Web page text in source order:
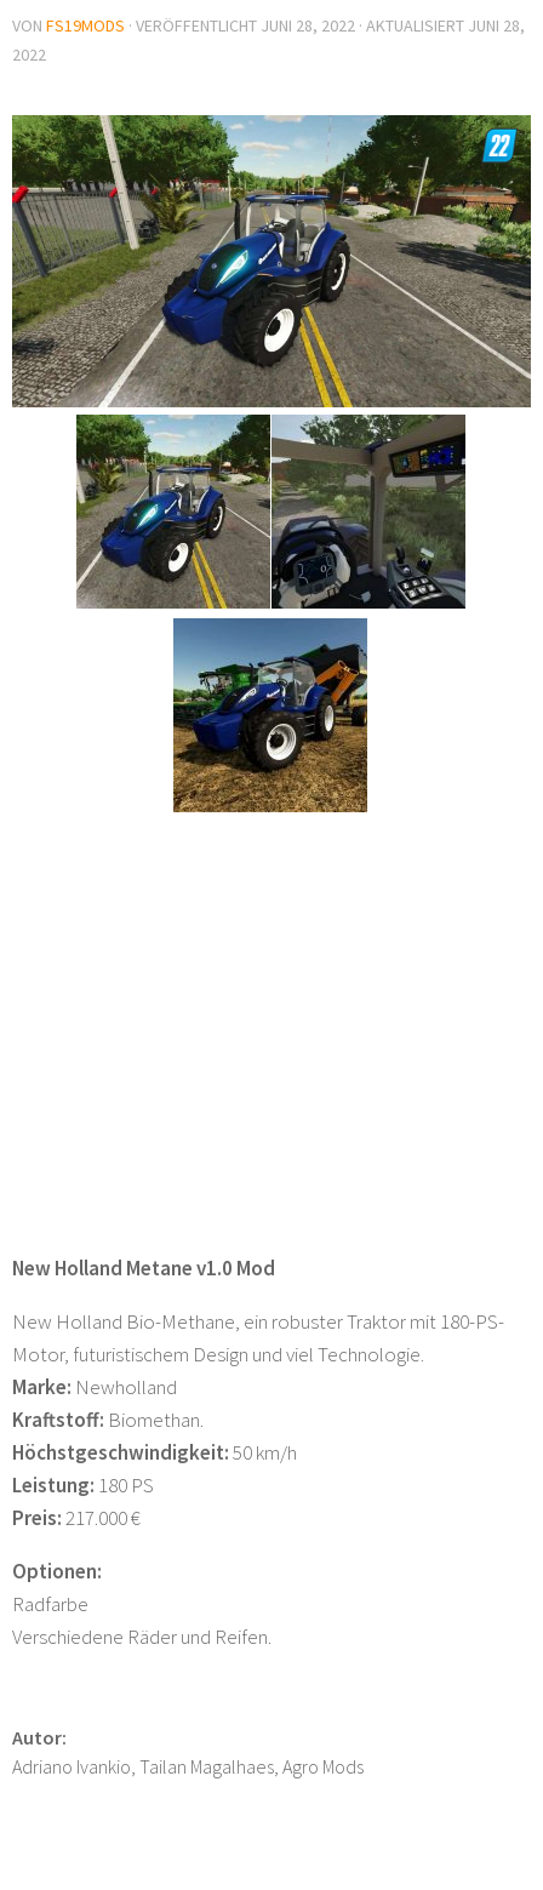
VON FS19MODS · VERÖFFENTLICHT JUNI 28, 2022 · AKTUALISIERT JUNI 28,
2022
New Holland Metane v1.0 Mod
New Holland Bio-Methane, ein robuster Traktor mit 180-PS-
Motor, futuristischem Design und viel Technologie.
Marke: Newholland
Kraftstoff: Biomethan.
Höchstgeschwindigkeit:50 km/h
Leistung: 180 PS
Preis:217.000 €
Optionen:
Radfarbe
Verschiedene Räder und Reifen.
Autor:
Adriano Ivankio, Tailan Magalhaes, Agro Mods